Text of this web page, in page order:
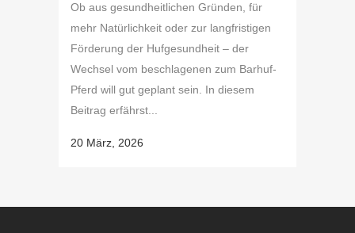
Ob aus gesundheitlichen Gründen, für
mehr Natürlichkeit oder zur langfristigen
Förderung der Hufgesundheit – der
Wechsel vom beschlagenen zum Barhuf-
Pferd will gut geplant sein. In diesem
Beitrag erfährst...
20 März, 2026